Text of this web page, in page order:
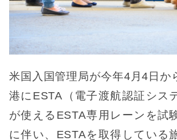
米国入国管理局が今年4月4日か
港にESTA（電子渡航認証シス
が使えるESTA専用レーンを試
に伴い、ESTAを取得している